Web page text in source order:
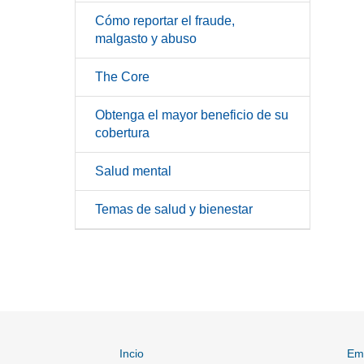
Cómo reportar el fraude,
malgasto y abuso
The Core
Obtenga el mayor beneficio de su
cobertura
Salud mental
Temas de salud y bienestar
Incio